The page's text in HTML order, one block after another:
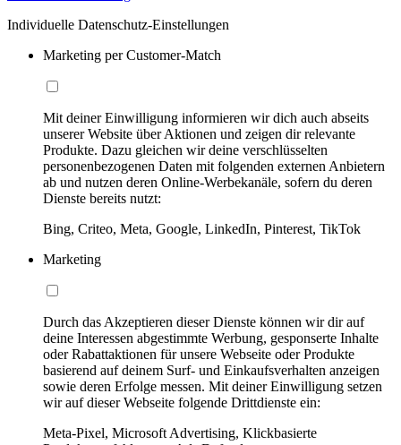
Individuelle Datenschutz-Einstellungen
Marketing per Customer-Match
Mit deiner Einwilligung informieren wir dich auch abseits
unserer Website über Aktionen und zeigen dir relevante
Produkte. Dazu gleichen wir deine verschlüsselten
personenbezogenen Daten mit folgenden externen Anbietern
ab und nutzen deren Online-Werbekanäle, sofern du deren
Dienste bereits nutzt:
Bing, Criteo, Meta, Google, LinkedIn, Pinterest, TikTok
Marketing
Durch das Akzeptieren dieser Dienste können wir dir auf
deine Interessen abgestimmte Werbung, gesponserte Inhalte
oder Rabattaktionen für unsere Webseite oder Produkte
basierend auf deinem Surf- und Einkaufsverhalten anzeigen
sowie deren Erfolge messen. Mit deiner Einwilligung setzen
wir auf dieser Webseite folgende Drittdienste ein:
Meta-Pixel, Microsoft Advertising, Klickbasierte